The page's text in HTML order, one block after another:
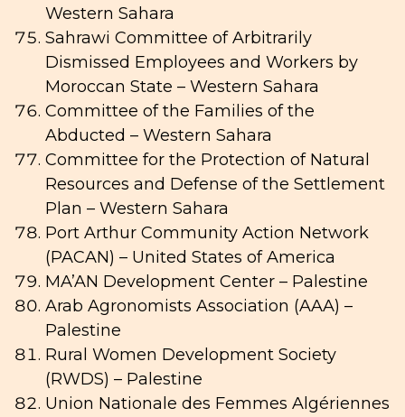
Western Sahara
Sahrawi Committee of Arbitrarily
Dismissed Employees and Workers by
Moroccan State – Western Sahara
Committee of the Families of the
Abducted – Western Sahara
Committee for the Protection of Natural
Resources and Defense of the Settlement
Plan – Western Sahara
Port Arthur Community Action Network
(PACAN) – United States of America
MA’AN Development Center – Palestine
Arab Agronomists Association (AAA) –
Palestine
Rural Women Development Society
(RWDS) – Palestine
Union Nationale des Femmes Algériennes